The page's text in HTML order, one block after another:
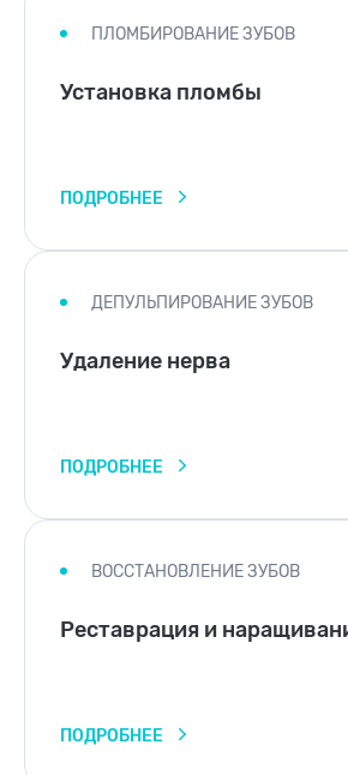
ПЛОМБИРОВАНИЕ ЗУБОВ
Установка пломбы
ПОДРОБНЕЕ
ДЕПУЛЬПИРОВАНИЕ ЗУБОВ
Удаление нерва
ПОДРОБНЕЕ
ВОССТАНОВЛЕНИЕ ЗУБОВ
Реставрация и
ПОДРОБНЕЕ